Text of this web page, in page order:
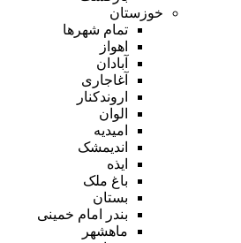
خوزستان
تمام شهر‌ها
اهواز
آبادان
آغاجاری
اروندکنار
الوان
امیدیه
اندیمشک
ایذه
باغ ملک
بستان
بندر امام خمینی
ماهشهر